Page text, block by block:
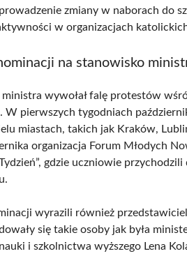
zmiany w naborach do
w organizacjach
na stanowisko
wywołał falę protestów
W pierwszych tygodniach
miastach, takich jak Kraków,
organizacja Forum Młodych
gdzie uczniowie
wyrazili również
się takie osoby jak była
i szkolnictwa wyższego Lena